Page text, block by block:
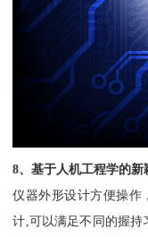
8、基于人机工程学的
仪器外形设计方便操作
计,可以满足不同的握持